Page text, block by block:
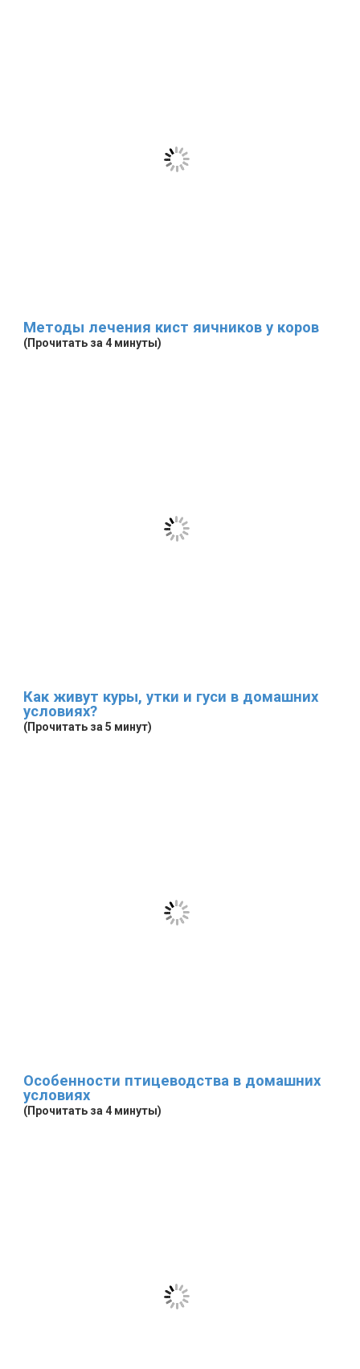
Методы лечения кист яичников у коров
(Прочитать за 4 минуты)
Как живут куры, утки и гуси в домашних
условиях?
(Прочитать за 5 минут)
Особенности птицеводства в домашних
условиях
(Прочитать за 4 минуты)